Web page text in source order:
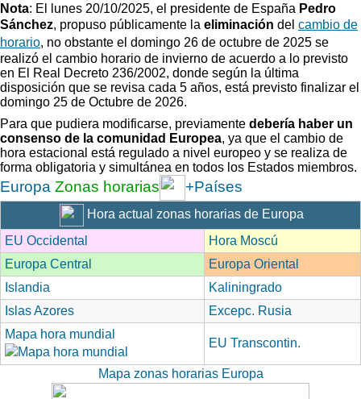
Nota: El lunes 20/10/2025, el presidente de España Pedro
Sánchez, propuso públicamente la eliminación del cambio de
horario, no obstante el domingo 26 de octubre de 2025 se
realizó el cambio horario de invierno de acuerdo a lo previsto
en El Real Decreto 236/2002, donde según la última
disposición que se revisa cada 5 años, está previsto finalizar el
domingo 25 de Octubre de 2026.
Para que pudiera modificarse, previamente debería haber un
consenso de la comunidad Europea, ya que el cambio de
hora estacional está regulado a nivel europeo y se realiza de
forma obligatoria y simultánea en todos los Estados miembros.
Europa Zonas horarias +Países
Hora actual zonas horarias de Europa
EU Occidental
Hora Moscú
Europa Central
Europa Oriental
Islandia
Kaliningrado
Islas Azores
Excepc. Rusia
Mapa hora mundial
EU Transcontin.
Mapa zonas horarias Europa